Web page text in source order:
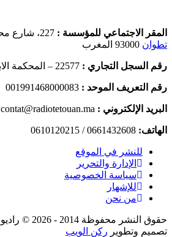
المقر الاجتماعي للمؤسسة : 227، شارع محمد بنونة، الطويلع –
تطوان
رقم السجل التجاري : 22577 – المحكمة الابتدائية بتطوان
رقم التعريف الموحد : 001991468000083
البريد الإلكتروني : contat@radiotetouan.ma
الهاتف: 0661432608 / 0610120215
للنشر في الموقع
الإدارة والتحرير
سياسة الخصوصية
للإشهار
من نحن
حقوق النشر محفوظة 2014 - 2026 © راديو تطوان
تصميم وتطوير ركن الويب